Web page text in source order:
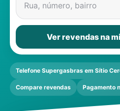
Rua, número, bairro
Ver revendas na
Telefone Supergasbras em Sítio
Compare revendas Pagamento